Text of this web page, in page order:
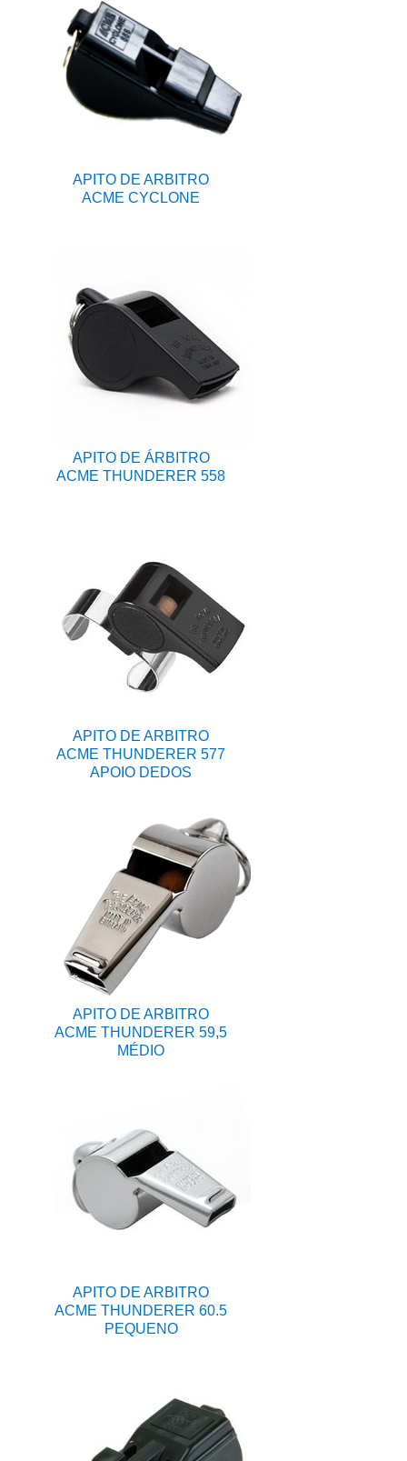
APITO DE ARBITRO
ACME CYCLONE
APITO DE ÁRBITRO
ACME THUNDERER 558
APITO DE ARBITRO
ACME THUNDERER 577
APOIO DEDOS
APITO DE ARBITRO
ACME THUNDERER 59,5
MÉDIO
APITO DE ARBITRO
ACME THUNDERER 60.5
PEQUENO